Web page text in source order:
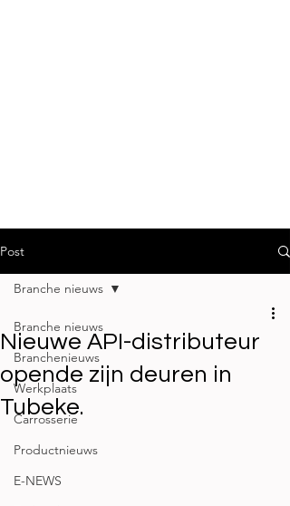
Post
Branche nieuws
Branchenieuws
Werkplaats
Carrosserie
Productnieuws
E-NEWS
Branche nieuws
Nieuwe API-distributeur
opende zijn deuren in
Tubeke.